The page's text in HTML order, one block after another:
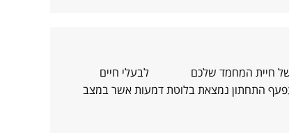
של חיית המחמד שלכם לבעלי חיים
התחתון נמצאת בלוטת דמעות אשר במצב